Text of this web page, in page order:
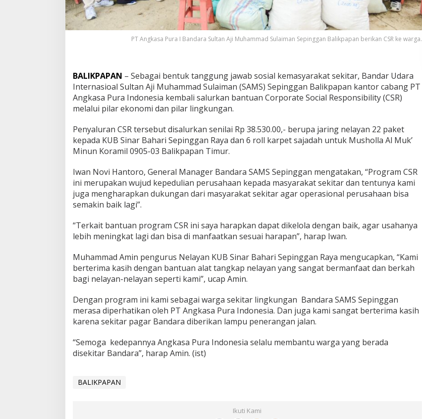
PT Angkasa Pura I Bandara Sultan Aji Muhammad Sulaiman Sepinggan Balikpapan berikan CSR ke warga.
BALIKPAPAN – Sebagai bentuk tanggung jawab sosial kemasyarakat sekitar, Bandar Udara
Internasioal Sultan Aji Muhammad Sulaiman (SAMS) Sepinggan Balikpapan kantor cabang PT
Angkasa Pura Indonesia kembali salurkan bantuan Corporate Social Responsibility (CSR)
melalui pilar ekonomi dan pilar lingkungan.
Penyaluran CSR tersebut disalurkan senilai Rp 38.530.00,- berupa jaring nelayan 22 paket
kepada KUB Sinar Bahari Sepinggan Raya dan 6 roll karpet sajadah untuk Musholla Al Muk’
Minun Koramil 0905-03 Balikpapan Timur.
Iwan Novi Hantoro, General Manager Bandara SAMS Sepinggan mengatakan, “Program CSR
ini merupakan wujud kepedulian perusahaan kepada masyarakat sekitar dan tentunya kami
juga mengharapkan dukungan dari masyarakat sekitar agar operasional perusahaan bisa
semakin baik lagi”.
“Terkait bantuan program CSR ini saya harapkan dapat dikelola dengan baik, agar usahanya
lebih meningkat lagi dan bisa di manfaatkan sesuai harapan”, harap Iwan.
Muhammad Amin pengurus Nelayan KUB Sinar Bahari Sepinggan Raya mengucapkan, “Kami
berterima kasih dengan bantuan alat tangkap nelayan yang sangat bermanfaat dan berkah
bagi nelayan-nelayan seperti kami”, ucap Amin.
Dengan program ini kami sebagai warga sekitar lingkungan Bandara SAMS Sepinggan
merasa diperhatikan oleh PT Angkasa Pura Indonesia. Dan juga kami sangat berterima kasih
karena sekitar pagar Bandara diberikan lampu penerangan jalan.
“Semoga kedepannya Angkasa Pura Indonesia selalu membantu warga yang berada
disekitar Bandara”, harap Amin. (ist)
BALIKPAPAN
Ikuti Kami